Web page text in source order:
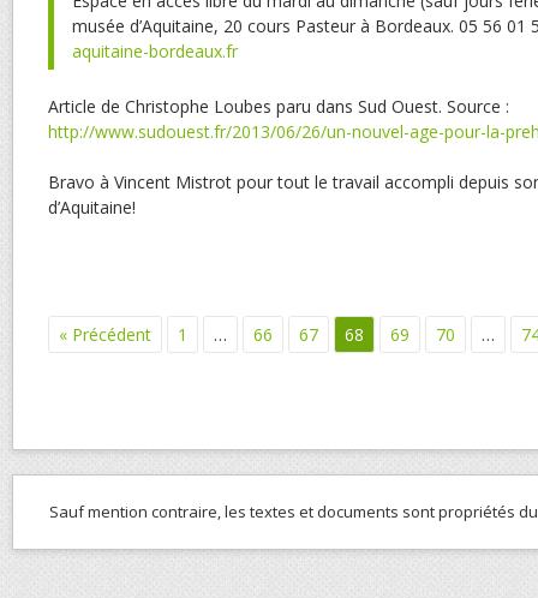
musée d’Aquitaine, 20 cours Pasteur à Bordeaux. 05 56 01
aquitaine-bordeaux.fr
Article de Christophe Loubes paru dans Sud Ouest. Source :
http://www.sudouest.fr/2013/06/26/un-nouvel-age-pour-la-
Bravo à Vincent Mistrot pour tout le travail accompli depuis
d’Aquitaine!
« Précédent 1 … 66 67 68 69 70 …
Sauf mention contraire, les textes et documents sont propriétés